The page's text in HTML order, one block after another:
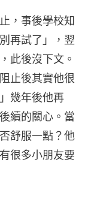
，事後學校知
再試了」，翌
此後沒下文。
止後其實他很
幾年後他再
續的關心。當
舒服一點？他
很多小朋友要